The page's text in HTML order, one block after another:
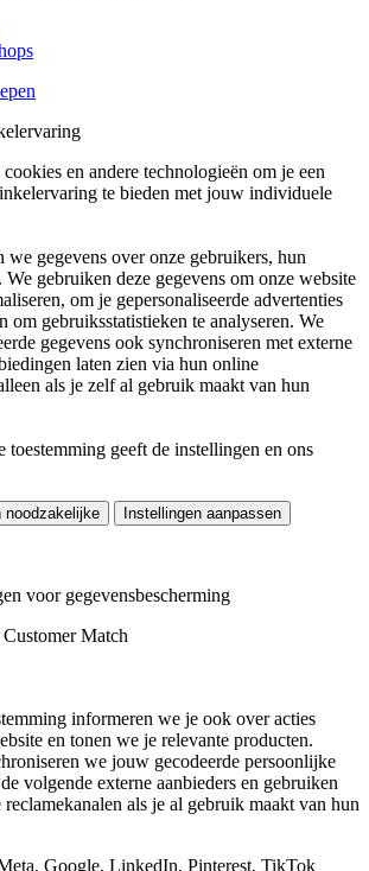
en andere technologieën om je een
te bieden met jouw individuele
gegevens over onze gebruikers, hun
We gebruiken deze gegevens om onze website
om je gepersonaliseerde advertenties
om gebruiksstatistieken te analyseren. We
gegevens ook synchroniseren met externe
laten zien via hun online
als je zelf al gebruik maakt van hun
toestemming geeft de instellingen en ons
noodzakelijke Instellingen aanpassen
voor gegevensbescherming
Match
informeren we je ook over acties
en tonen we je relevante producten.
we jouw gecodeerde persoonlijke
volgende externe aanbieders en gebruiken
als je al gebruik maakt van hun
Google, LinkedIn, Pinterest, TikTok